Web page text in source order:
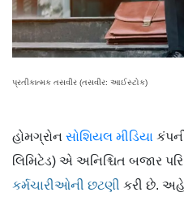
પ્રતીકાત્મક તસવીર (તસવીર: આઈસ્ટોક)
હોમગ્રોન સોશિયલ મીડિયા
લિમિટેડ) એ અનિશ્ચિત બજાર
કર્મચારીઓની છટણી કરી છે.